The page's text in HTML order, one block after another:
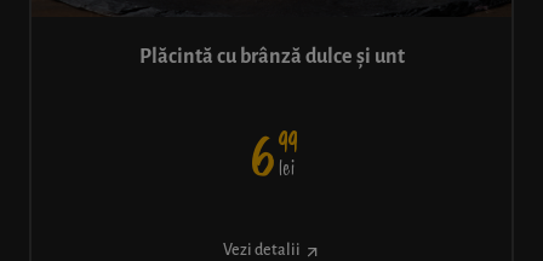
Plăcintă cu brânză dulce și unt
699
lei
Vezi detalii